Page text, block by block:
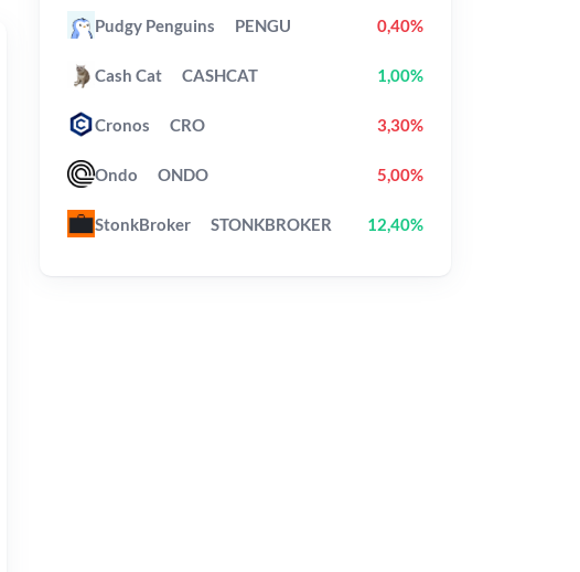
Pudgy Penguins PENGU 0,40%
Cash Cat CASHCAT 1,00%
Cronos CRO 3,30%
Ondo ONDO 5,00%
StonkBroker STONKBROKER 12,40%